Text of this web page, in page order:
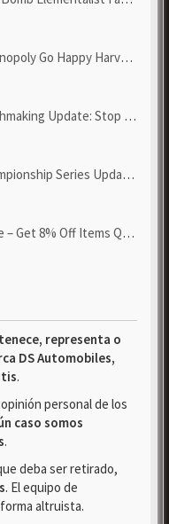
Harvest with Looney Tun...
Stop Failed - Grab Bluep...
Update! Get Cheap & ...
Off Items Quickly to Test ...
representa o
DS Automobiles,
.
personal de los
caso somos
.
deba ser retirado,
. El equipo de
altruista.